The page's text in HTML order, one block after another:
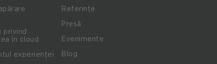
privind
în cloud
experienței
Referințe
Presă
Evenimente
Blog